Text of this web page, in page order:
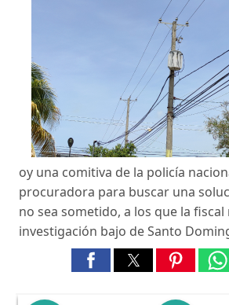
oy una comitiva de la policía
procuradora para buscar una
no sea sometido, a los que la
investigación bajo de Santo